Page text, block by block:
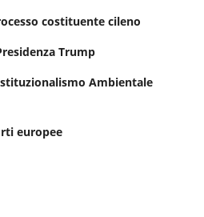
costituente cileno
Trump
Ambientale
europee